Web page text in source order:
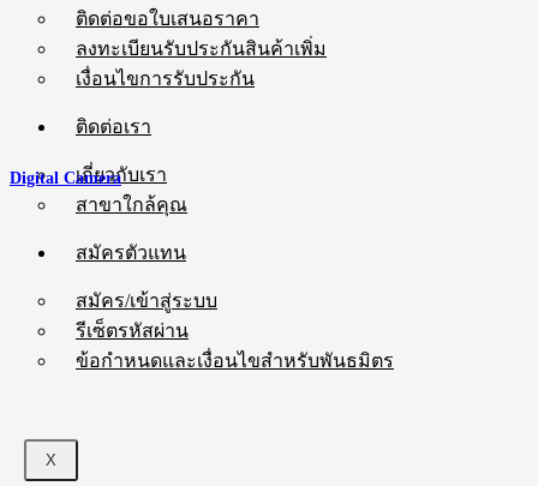
ติดต่อขอใบเสนอราคา
ลงทะเบียนรับประกันสินค้าเพิ่ม
เงื่อนไขการรับประกัน
ติดต่อเรา
เกี่ยวกับเรา
สาขาใกล้คุณ
สมัครตัวแทน
สมัคร/เข้าสู่ระบบ
รีเซ็ตรหัสผ่าน
ข้อกำหนดและเงื่อนไขสำหรับพันธมิตร
X
Digital Camera